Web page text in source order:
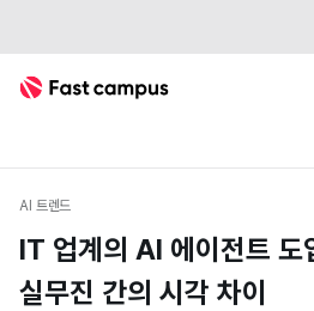
Fast Campus
AI 트렌드
IT 업계의 AI 에이전트 도
실무진 간의 시각 차이